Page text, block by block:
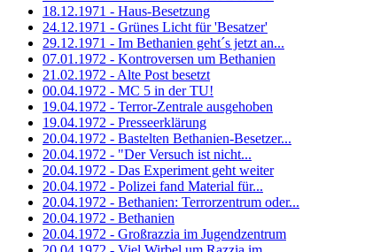
18.12.1971 - Haus-Besetzung
24.12.1971 - Grünes Licht für 'Besatzer'
29.12.1971 - Im Bethanien geht´s jetzt an...
07.01.1972 - Kontroversen um Bethanien
21.02.1972 - Alte Post besetzt
00.04.1972 - MC 5 in der TU!
19.04.1972 - Terror-Zentrale ausgehoben
19.04.1972 - Presseerklärung
20.04.1972 - Bastelten Bethanien-Besetzer...
20.04.1972 - "Der Versuch ist nicht...
20.04.1972 - Das Experiment geht weiter
20.04.1972 - Polizei fand Material für...
20.04.1972 - Bethanien: Terrorzentrum oder...
20.04.1972 - Bethanien
20.04.1972 - Großrazzia im Jugendzentrum